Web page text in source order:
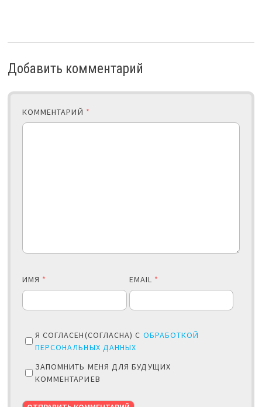
Добавить комментарий
КОММЕНТАРИЙ *
ИМЯ * EMAIL *
Я СОГЛАСЕН(СОГЛАСНА) С ОБРАБОТКОЙ
ПЕРСОНАЛЬНЫХ ДАННЫХ
ЗАПОМНИТЬ МЕНЯ ДЛЯ БУДУЩИХ
КОММЕНТАРИЕВ